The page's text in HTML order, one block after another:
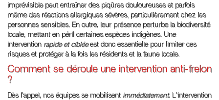
imprévisible peut entraîner des piqûres douloureuses et parfois
même des réactions allergiques sévères, particulièrement chez les
personnes sensibles. En outre, leur présence perturbe la biodiversité
locale, mettant en péril certaines espèces indigènes. Une
intervention rapide et cibléeest donc essentielle pour limiter ces
risques et protéger à la fois les résidents et la faune locale.
Comment se déroule une intervention anti-frelon
?
Dès l'appel, nos équipes se mobilisent immédiatement. L'intervention